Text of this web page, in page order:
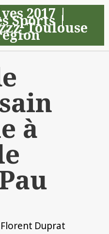
2017 |
Sports|
à
Florent Duprat